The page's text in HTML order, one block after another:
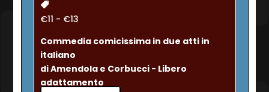
€11 - €13
Commedia comicissima in due atti in
italiano
di Amendola e Corbucci - Libero
adattamento